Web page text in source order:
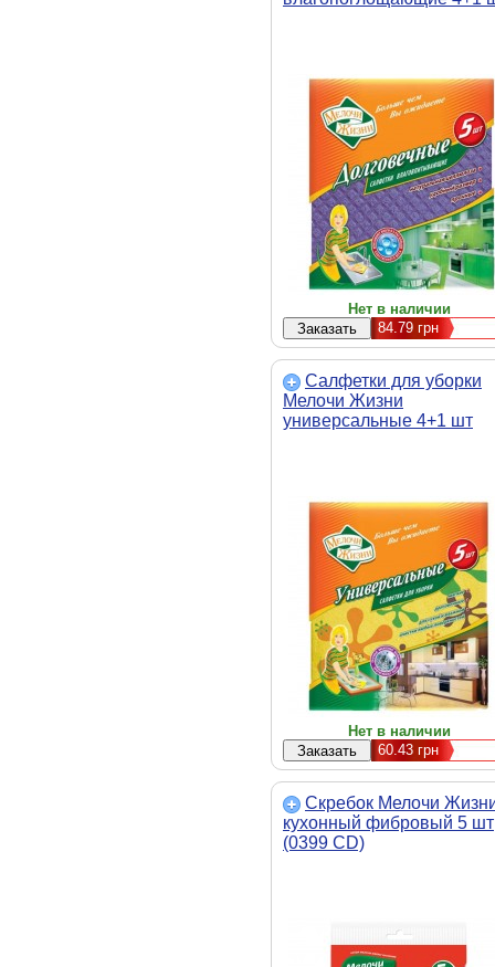
Нет в наличии
84.79 грн
Салфетки для уборки
Мелочи Жизни
универсальные 4+1 шт
Нет в наличии
60.43 грн
Скребок Мелочи
кухонный фибровый 5 шт
(0399 CD)